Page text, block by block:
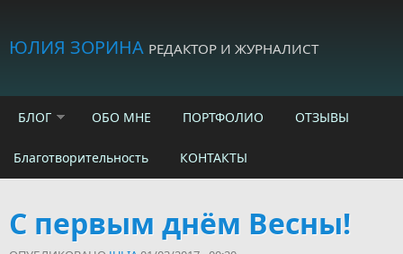
ЮЛИЯ ЗОРИНА РЕДАКТОР И ЖУРНАЛИСТ
БЛОГ ОБО МНЕ ПОРТФОЛИО ОТЗЫВЫ
Благотворительность КОНТАКТЫ
С первым днём Весны!